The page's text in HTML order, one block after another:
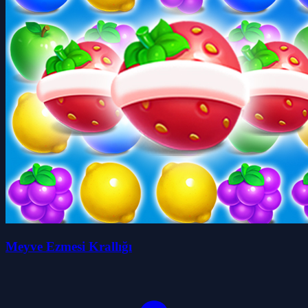
Meyve Ezmesi Krallığı